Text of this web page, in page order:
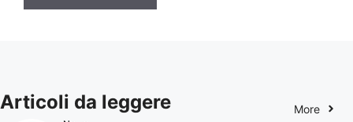
Articoli da leggere More